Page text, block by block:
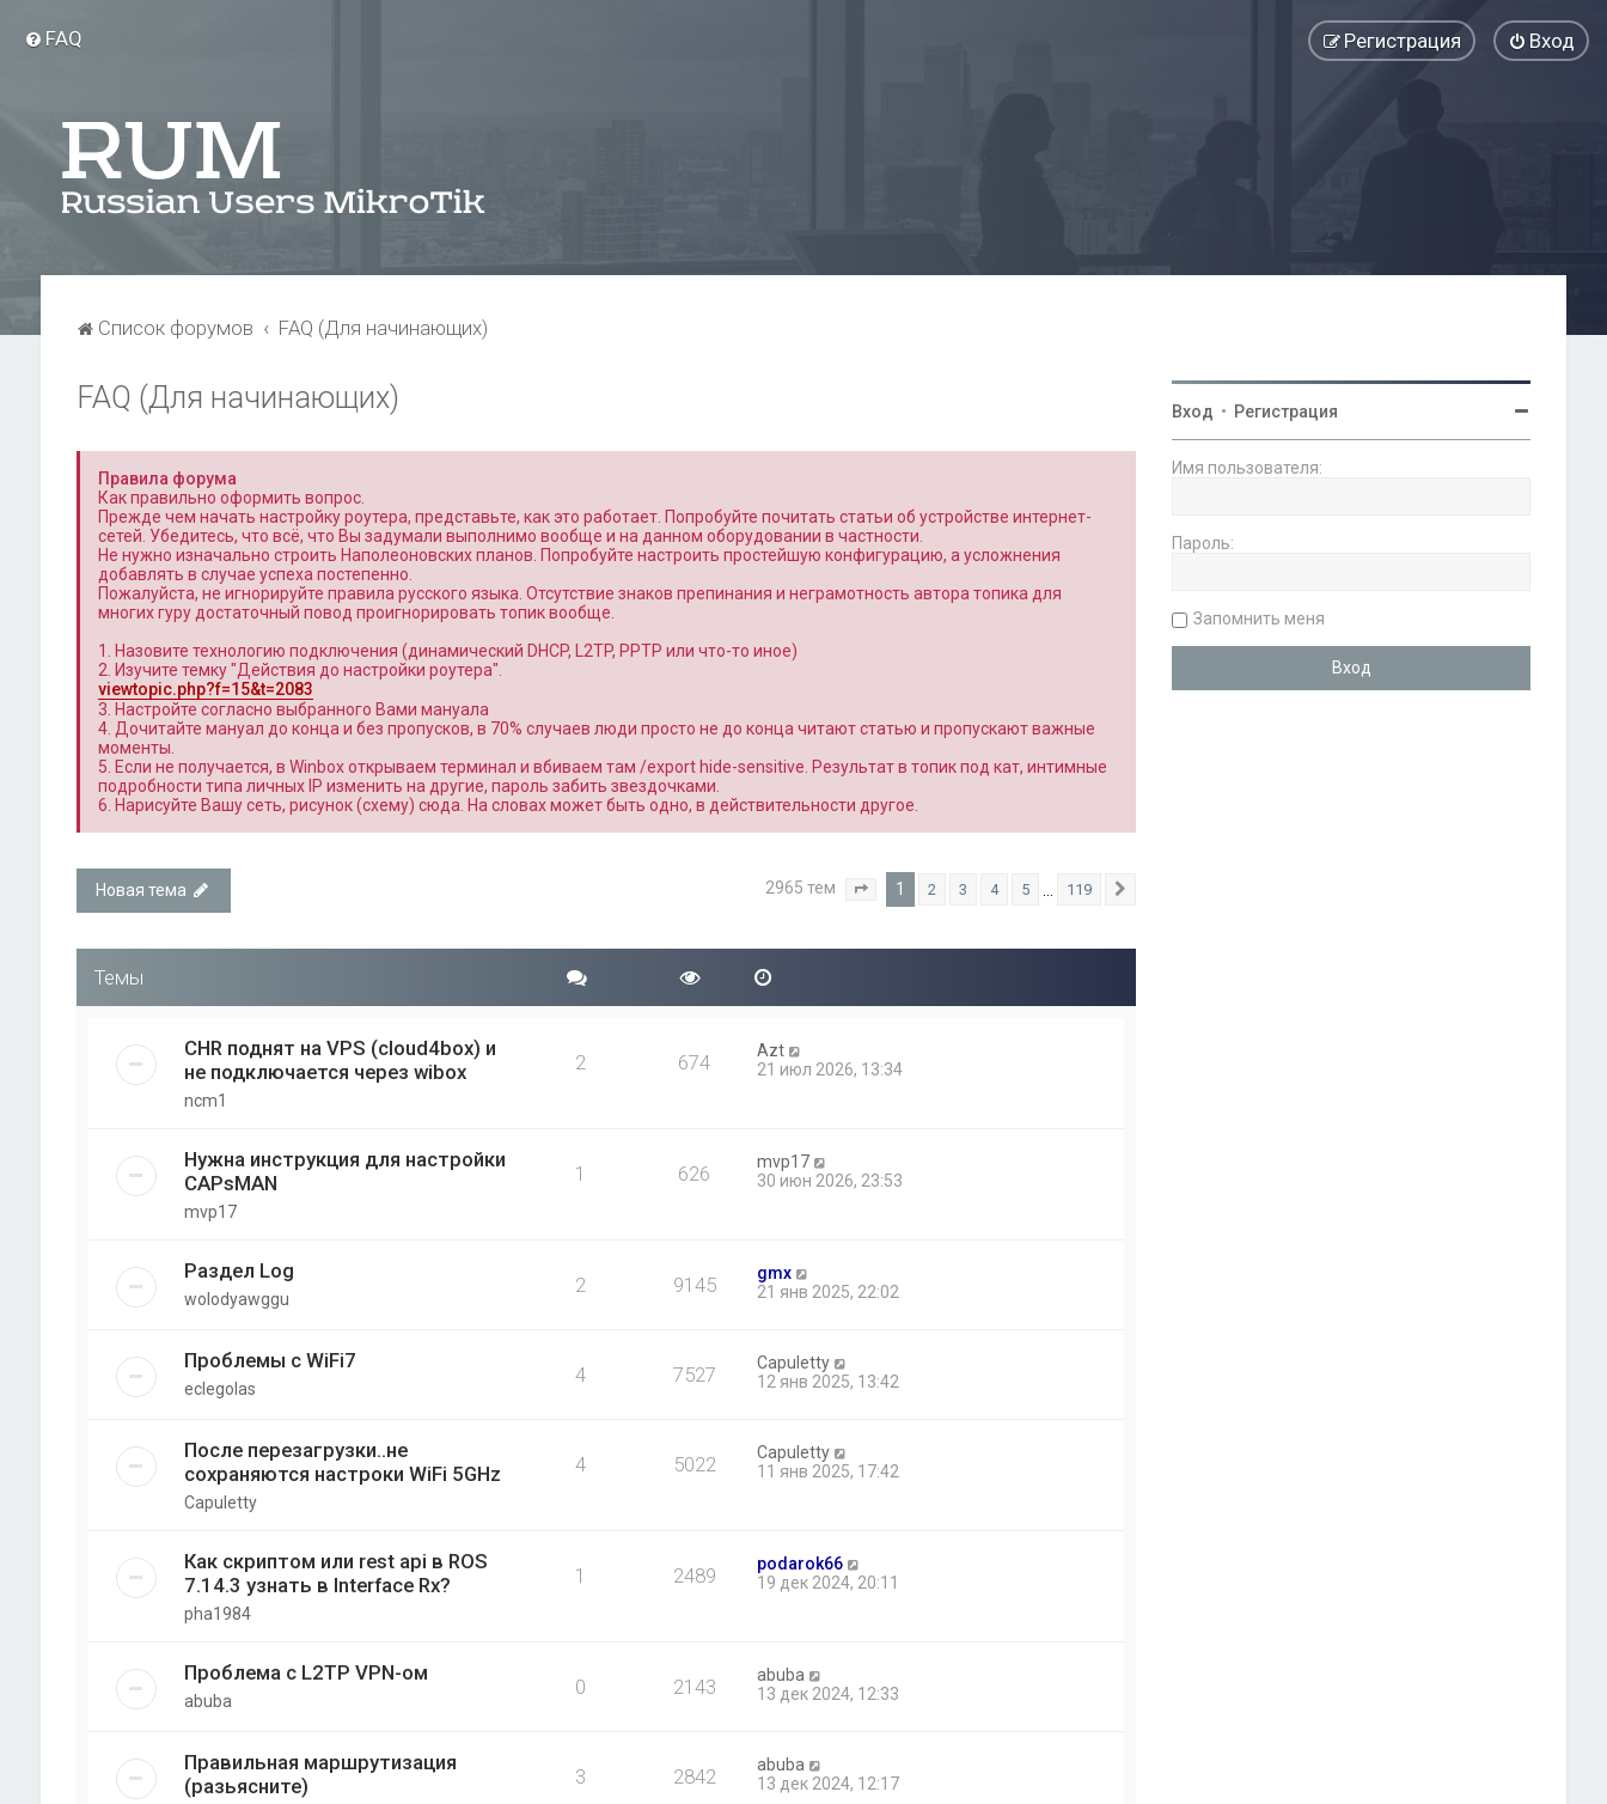
FAQ Вход
Регистрация
Список форумов FAQ (Для начинающих)
FAQ (Для начинающих)
Правила форума
Как правильно оформить вопрос.
Прежде чем начать настройку роутера, представьте, как это работает. Попробуйте почитать статьи об устройстве интернет-
сетей. Убедитесь, что всё, что Вы задумали выполнимо вообще и на данном оборудовании в частности.
Не нужно изначально строить Наполеоновских планов. Попробуйте настроить простейшую конфигурацию, а усложнения
добавлять в случае успеха постепенно.
Пожалуйста, не игнорируйте правила русского языка. Отсутствие знаков препинания и неграмотность автора топика для
многих гуру достаточный повод проигнорировать топик вообще.
1. Назовите технологию подключения (динамический DHCP, L2TP, PPTP или что-то иное)
2. Изучите темку "Действия до настройки роутера".
viewtopic.php?f=15&t=2083
3. Настройте согласно выбранного Вами мануала
4. Дочитайте мануал до конца и без пропусков, в 70% случаев люди просто не до конца читают статью и пропускают важные
моменты.
5. Если не получается, в Winbox открываем терминал и вбиваем там /export hide-sensitive. Результат в топик под кат, интимные
подробности типа личных IP изменить на другие, пароль забить звездочками.
6. Нарисуйте Вашу сеть, рисунок (схему) сюда. На словах может быть одно, в действительности другое.
Новая тема 2965 тем Страница из 119
1 2 3 4 5 119
Темы
CHR поднят на VPS (cloud4box) и
не подключается через wibox
ncm1
2 674
Azt
21 июл 2026, 13:34
Нужна инструкция для настройки
CAPsMAN
mvp17
1 626
mvp17
30 июн 2026, 23:53
Раздел Log
wolodyawggu
2 9145
gmx
21 янв 2025, 22:02
Проблемы с WiFi7
eclegolas
4 7527
Capuletty
12 янв 2025, 13:42
После перезагрузки..не
сохраняются настроки WiFi 5GHz
Capuletty
4 5022
Capuletty
11 янв 2025, 17:42
Как скриптом или rest api в ROS
7.14.3 узнать в Interface Rx?
pha1984
1 2489
podarok66
19 дек 2024, 20:11
Проблема с L2TP VPN-ом
abuba
0 2143
abuba
13 дек 2024, 12:33
Правильная маршрутизация
(разьясните)
3 2842
abuba
13 дек 2024, 12:17
Вход • Регистрация
Имя пользователя:
Пароль:
Запомнить меня